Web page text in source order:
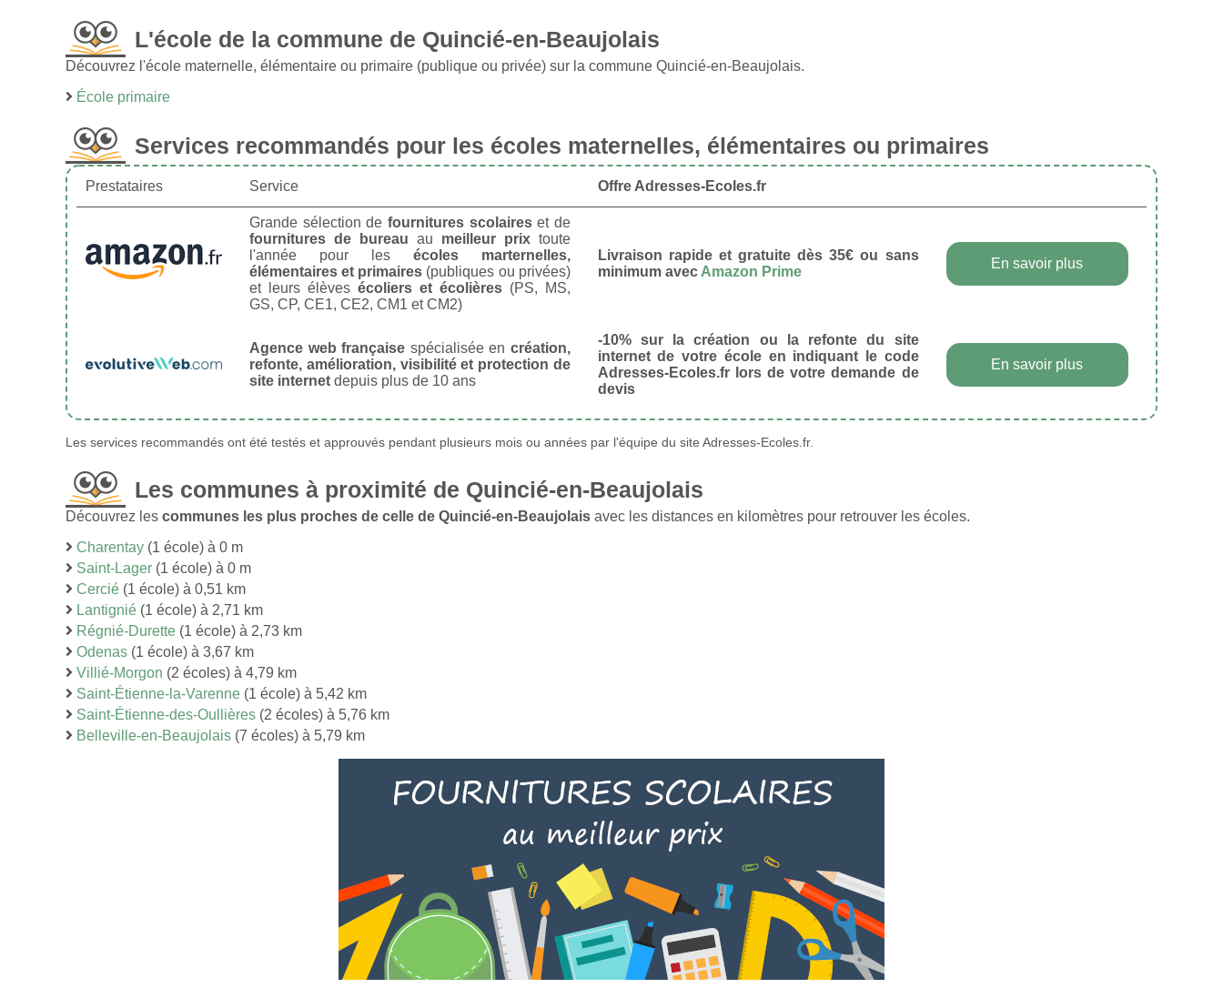
L'école de la commune de Quincié-en-Beaujolais
Découvrez l'école maternelle, élémentaire ou primaire (publique ou privée) sur la commune Quincié-en-Beaujolais.
École primaire
Services recommandés pour les écoles maternelles, élémentaires ou primaires
Prestataires Service Offre Adresses-Ecoles.fr
Grande sélection de fournitures scolaireset de
fournitures de bureau au meilleur prixtoute
l'année pour les écoles marternelles,
élémentaires et primaires (publiques ou privées)
et leurs élèves écoliers et écolières(PS, MS,
GS, CP, CE1, CE2, CM1 et CM2)
Livraison rapide et gratuite dès 35€ ou sans
minimum avec Amazon Prime
En savoir plus
Agence web française spécialisée en création,
refonte, amélioration, visibilité et protection de
site internet depuis plus de 10 ans
-10% sur la création ou la refonte du site
internet de votre école en indiquant le code
Adresses-Ecoles.fr lors de votre demande de
devis
En savoir plus
Les services recommandés ont été testés et approuvés pendant plusieurs mois ou années par l'équipe du site Adresses-Ecoles.fr.
Les communes à proximité de Quincié-en-Beaujolais
Découvrez les communes les plus proches de celle de Quincié-en-Beaujolais avec les distances en kilomètres pour retrouver les écoles.
Charentay (1 école) à 0 m
Saint-Lager (1 école) à 0 m
Cercié (1 école) à 0,51 km
Lantignié (1 école) à 2,71 km
Régnié-Durette (1 école) à 2,73 km
Odenas (1 école) à 3,67 km
Villié-Morgon (2 écoles) à 4,79 km
Saint-Étienne-la-Varenne (1 école) à 5,42 km
Saint-Étienne-des-Oullières (2 écoles) à 5,76 km
Belleville-en-Beaujolais (7 écoles) à 5,79 km